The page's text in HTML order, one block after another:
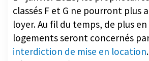
loyer. Au fil du temps, de plus
logements seront concernés
interdiction de mise en location
Résilience prévoit d'abord une